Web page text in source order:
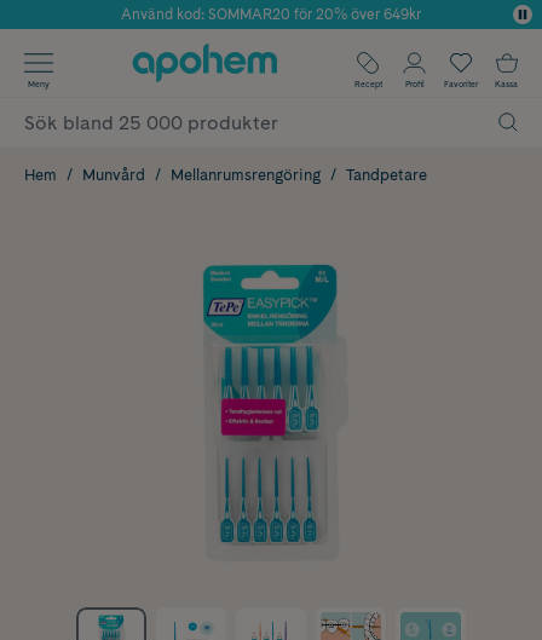
Årets Butik 2025 inom Skönhet
Använd kod: SOMMAR20 för 20% över 649kr
✓ Fri frakt
✓ Poäng på alla köp*
Meny Recept Profil Favoriter Kassa
Hem Munvård Mellanrumsrengöring Tandpetare